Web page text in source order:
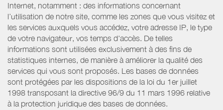
Internet, notamment : des informations concernant
l’utilisation de notre site, comme les zones que vous visitez et
les services auxquels vous accédez, votre adresse IP, le type
de votre navigateur, vos temps d'accès. De telles
informations sont utilisées exclusivement à des fins de
statistiques internes, de manière à améliorer la qualité des
services qui vous sont proposés. Les bases de données
sont protégées par les dispositions de la loi du 1er juillet
1998 transposant la directive 96/9 du 11 mars 1996 relative
à la protection juridique des bases de données.